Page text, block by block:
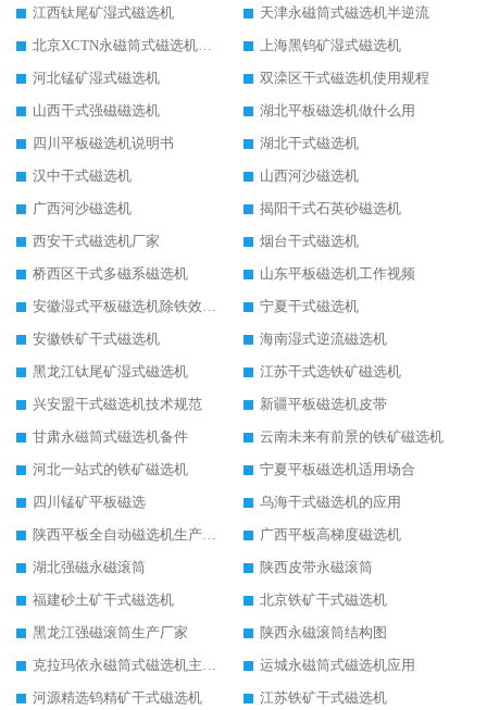
江西钛尾矿湿式磁选机
天津永磁筒式磁选机半逆流
北京XCTN永磁筒式磁选机磁块位置
上海黑钨矿湿式磁选机
河北锰矿湿式磁选机
双滦区干式磁选机使用规程
山西干式强磁磁选机
湖北平板磁选机做什么用
四川平板磁选机说明书
湖北干式磁选机
汉中干式磁选机
山西河沙磁选机
广西河沙磁选机
揭阳干式石英砂磁选机
西安干式磁选机厂家
烟台干式磁选机
桥西区干式多磁系磁选机
山东平板磁选机工作视频
安徽湿式平板磁选机除铁效果怎么样
宁夏干式磁选机
安徽铁矿干式磁选机
海南湿式逆流磁选机
黑龙江钛尾矿湿式磁选机
江苏干式选铁矿磁选机
兴安盟干式磁选机技术规范
新疆平板磁选机皮带
甘肃永磁筒式磁选机备件
云南未来有前景的铁矿磁选机
河北一站式的铁矿磁选机
宁夏平板磁选机适用场合
四川锰矿平板磁选
乌海干式磁选机的应用
陕西平板全自动磁选机生产厂家
广西平板高梯度磁选机
湖北强磁永磁滚筒
陕西皮带永磁滚筒
福建砂土矿干式磁选机
北京铁矿干式磁选机
黑龙江强磁滚筒生产厂家
陕西永磁滚筒结构图
克拉玛依永磁筒式磁选机主要技术参数
运城永磁筒式磁选机应用
河源精选钨精矿干式磁选机
江苏铁矿干式磁选机